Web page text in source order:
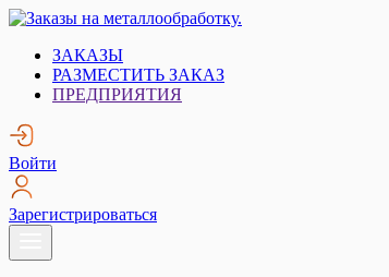
Skip
content
Заказы на металлообработку.
Металлообработка. Открытые заказы на
ЗАКАЗЫ
РАЗМЕСТИТЬ ЗАКАЗ
ПРЕДПРИЯТИЯ
Войти
Зарегистрироваться